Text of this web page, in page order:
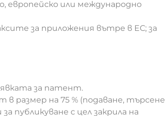
европейско или международно
за приложения вътре в ЕС; за
за патент.
размер на 75 % (подаване, търсене
публикуване с цел закрила на